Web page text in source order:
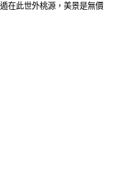
在此世外桃源，美景是無價